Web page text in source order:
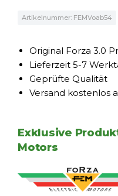
Artikelnummer: FEMVoab54
Original Forza 3.0
Lieferzeit 5-7
Geprüfte Qualität
Versand kostenlos
Exklusive
Motors